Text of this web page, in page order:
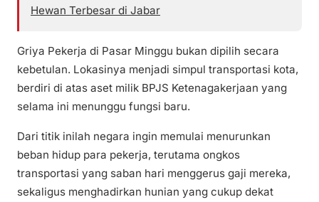
Hewan Terbesar di Jabar
Griya Pekerja di Pasar Minggu bukan dipilih secara
kebetulan. Lokasinya menjadi simpul transportasi kota,
berdiri di atas aset milik BPJS Ketenagakerjaan yang
selama ini menunggu fungsi baru.
Dari titik inilah negara ingin memulai menurunkan
beban hidup para pekerja, terutama ongkos
transportasi yang saban hari menggerus gaji mereka,
sekaligus menghadirkan hunian yang cukup dekat